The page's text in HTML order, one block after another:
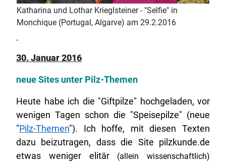
Katharina und Lothar Krieglsteiner - "Selfie" in
Monchique (Portugal, Algarve) am 29.2.2016
30. Januar 2016
neue Sites unter Pilz-Themen
Heute habe ich die "Giftpilze" hochgeladen, vor
wenigen Tagen schon die "Speisepilze" (neue
"Pilz-Themen"). Ich hoffe, mit diesen Texten
dazu beizutragen, dass die Site pilzkunde.de
etwas weniger elitär (allein wissenschaftlich)